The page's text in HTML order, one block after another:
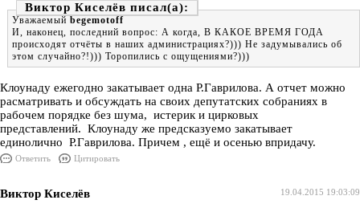
Виктор Киселёв
Уважаемый begemotoff
И, наконец, последний вопрос: А когда, В КАКОЕ ВРЕМЯ ГОДА
происходят отчёты в наших администрациях?))) Не задумывались об
этом случайно?!))) Торопились с ощущениями?)))
Клоунаду ежегодно закатывает одна Р.Гаврилова. А отчет можно
расматривать и обсуждать на своих депутатских собраниях в
рабочем порядке без шума, истерик и цирковых
представлений. Клоунаду же предсказуемо закатывает
единолично Р.Гаврилова. Причем , ещё и осенью впридачу.
Ответить Цитировать
19.04.2015 19:03:09
Виктор Киселёв